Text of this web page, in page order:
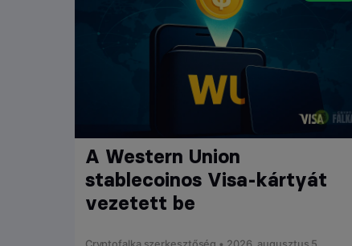
A Western Union
stablecoinos Visa-kártyát
vezetett be